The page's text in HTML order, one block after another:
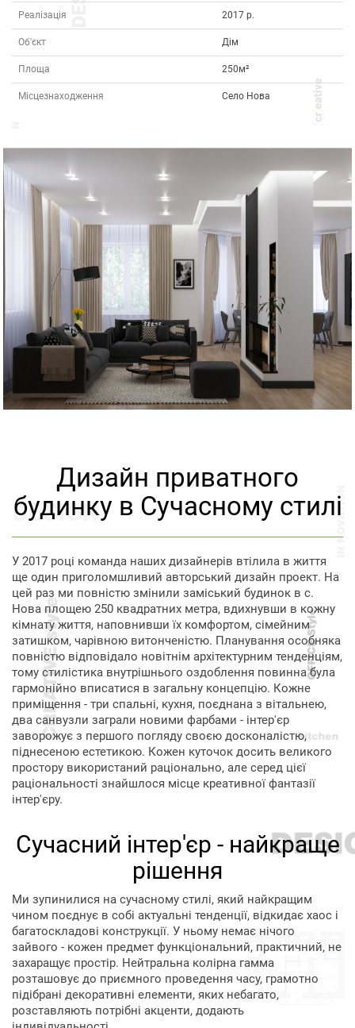
Реалізація 2017 р.
Об'єкт Дім
Площа 250м²
Місцезнаходження Село Нова
Дизайн приватного
будинку в Сучасному стилі
У 2017 році команда наших дизайнерів втілила в життя
ще один приголомшливий авторський дизайн проект. На
цей раз ми повністю змінили заміський будинок в с.
Нова площею 250 квадратних метра, вдихнувши в кожну
кімнату життя, наповнивши їх комфортом, сімейним
затишком, чарівною витонченістю. Планування особняка
повністю відповідало новітнім архітектурним тенденціям,
тому стилістика внутрішнього оздоблення повинна була
гармонійно вписатися в загальну концепцію. Кожне
приміщення - три спальні, кухня, поєднана з вітальнею,
два санвузли заграли новими фарбами - інтер'єр
заворожує з першого погляду своєю досконалістю,
піднесеною естетикою. Кожен куточок досить великого
простору використаний раціонально, але серед цієї
раціональності знайшлося місце креативної фантазії
інтер'єру.
Сучасний інтер'єр - найкраще
рішення
Ми зупинилися на сучасному стилі, який найкращим
чином поєднує в собі актуальні тенденції, відкидає хаос і
багатоскладові конструкції. У ньому немає нічого
зайвого - кожен предмет функціональний, практичний, не
захаращує простір. Нейтральна колірна гамма
розташовує до приємного проведення часу, грамотно
підібрані декоративні елементи, яких небагато,
розставляють потрібні акценти, додають